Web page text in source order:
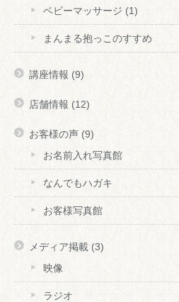
ベビーマッサージ (1)
まんまる抱っこのすすめ
講座情報 (9)
店舗情報 (12)
お客様の声 (9)
お名前入れ写真館
なんでもハガキ
お客様写真館
メディア掲載 (3)
映像
ラジオ